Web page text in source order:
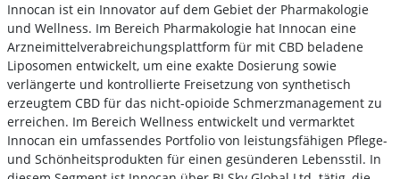
Innocan ist ein Innovator auf dem Gebiet der Pharmakologie
und Wellness. Im Bereich Pharmakologie hat Innocan eine
Arzneimittelverabreichungsplattform für mit CBD beladene
Liposomen entwickelt, um eine exakte Dosierung sowie
verlängerte und kontrollierte Freisetzung von synthetisch
erzeugtem CBD für das nicht-opioide Schmerzmanagement zu
erreichen. Im Bereich Wellness entwickelt und vermarktet
Innocan ein umfassendes Portfolio von leistungsfähigen Pflege-
und Schönheitsprodukten für einen gesünderen Lebensstil. In